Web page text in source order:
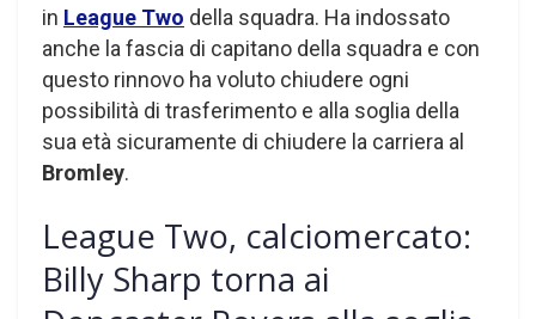
in League Two della squadra. Ha indossato
anche la fascia di capitano della squadra e con
questo rinnovo ha voluto chiudere ogni
possibilità di trasferimento e alla soglia della
sua età sicuramente di chiudere la carriera al
Bromley.
League Two, calciomercato:
Billy Sharp torna ai